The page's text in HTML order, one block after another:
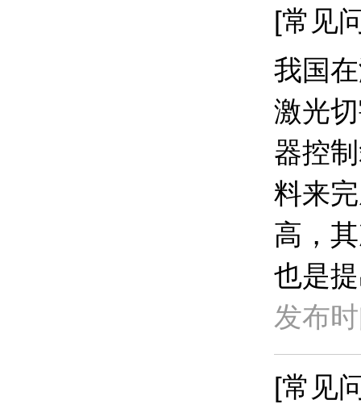
[常见
我国
激光
器控
料来
高，
也是
发布
[常见